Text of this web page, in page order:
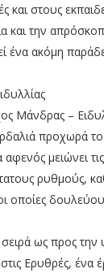
στους
και την
ένα ακόμη
Μάνδρας –
προχωρά
μειώνει τις
ρυθμούς,
οποίες
σειρά ως προς
Ερυθρές, ένα